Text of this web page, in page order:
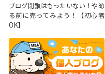
ブログ閉鎖はもったいない！やめ
る前に売ってみよう！【初心者
OK】